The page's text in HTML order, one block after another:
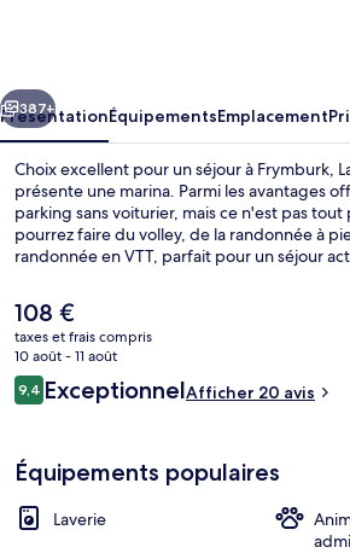
Suivant
387+
PrésentationÉquipementsEmplacement
Choix excellent pour un séjour à Frymburk,
présente une marina. Parmi les avantages
parking sans voiturier, mais ce n'est pas
pourrez faire du volley, de la randonnée à
randonnée en VTT, parfait pour un séjour
épicerie fine et une terrasse.
Le
prix
actuel
est
de
108 €
taxes et frais compris
10 août - 11 août
Avis
voyageurs
9,49,4 sur 10
ExceptionnelAfficher 20 avis
Équipements populaires
Laverie